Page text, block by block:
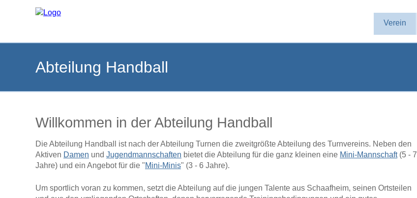
Navigation
überspringen
Verein
Abteilung Handball
Willkommen in der Abteilung Handball
Die Abteilung Handball ist nach der Abteilung Turnen die zweitgrößte Abteilung des Turnvereins. Neben den
Aktiven Damen und Jugendmannschaften bietet die Abteilung für die ganz kleinen eine Mini-Mannschaft(5 - 7
Jahre) und ein Angebot für die "Mini-Minis" (3 - 6 Jahre).
Um sportlich voran zu kommen, setzt die Abteilung auf die jungen Talente aus Schaafheim, seinen Ortsteilen